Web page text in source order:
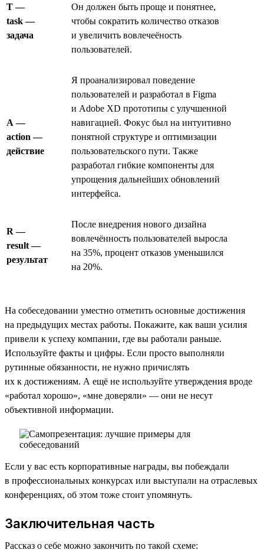
T —
task —
задача
Он должен быть проще и понятнее,
чтобы сократить количество отказов
и увеличить вовлечеёность
пользователей.
A —
action —
действие
Я проанализировал поведение
пользователей и разработал в Figma
и Adobe XD прототипы с улучшенной
навигацией. Фокус был на интуитивно
понятной структуре и оптимизации
пользовательского пути. Также
разработал гибкие компоненты для
упрощения дальнейших обновлений
интерфейса.
R —
result —
результат
После внедрения нового дизайна
вовлечённость пользователей выросла
на 35%, процент отказов уменьшился
на 20%.
На собеседовании уместно отметить основные достижения
на предыдущих местах работы. Покажите, как ваши усилия
привели к успеху компании, где вы работали раньше.
Используйте факты и цифры. Если просто выполняли
рутинные обязанности, не нужно причислять
их к достижениям. А ещё не используйте утверждения вроде
«работал хорошо», «мне доверяли» — они не несут
объективной информации.
Если у вас есть корпоративные награды, вы побеждали
в профессиональных конкурсах или выступали на отраслевых
конференциях, об этом тоже стоит упомянуть.
Заключительная часть
Рассказ о себе можно закончить по такой схеме: